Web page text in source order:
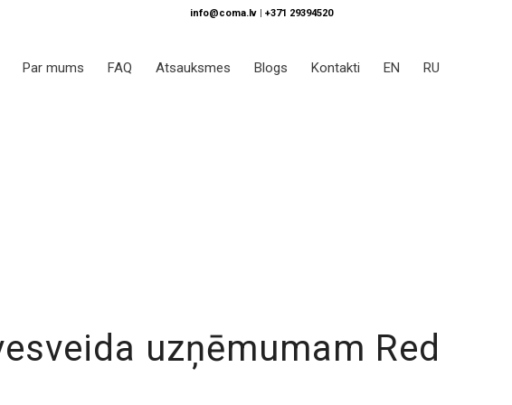
info@coma.lv | +371 29394520
Par mums FAQ Atsauksmes Blogs Kontakti EN RU
uzņēmumam Red